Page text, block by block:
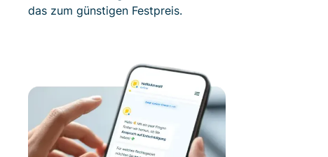
das zum günstigen Festpreis.